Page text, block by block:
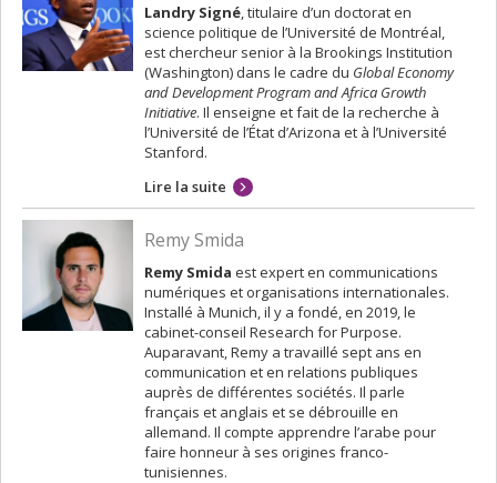
Landry Signé, titulaire d’un doctorat en
science politique de l’Université de Montréal,
est chercheur senior à la Brookings Institution
(Washington) dans le cadre du Global Economy
and Development Program and Africa Growth
Initiative. Il enseigne et fait de la recherche à
l’Université de l’État d’Arizona et à l’Université
Stanford.
Lire la suite
Remy Smida
Remy Smidaest expert en communications
numériques et organisations internationales.
Installé à Munich, il y a fondé, en 2019, le
cabinet-conseil Research for Purpose.
Auparavant, Remy a travaillé sept ans en
communication et en relations publiques
auprès de différentes sociétés. Il parle
français et anglais et se débrouille en
allemand. Il compte apprendre l’arabe pour
faire honneur à ses origines franco-
tunisiennes.